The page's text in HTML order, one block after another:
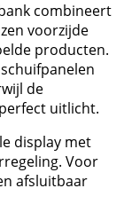
combineert
voorzijde
producten.
de
uitlicht.
display met
Voor
afsluitbaar